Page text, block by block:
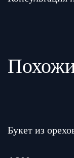
Букет из